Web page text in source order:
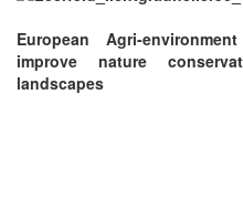
European Agri-environment
improve nature
landscapes